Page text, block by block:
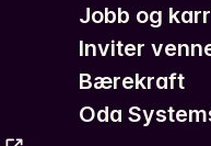
Jobb og
Inviter
Bærekraft
Oda